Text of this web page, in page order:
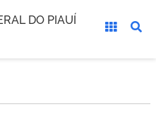
DO PIAUÍ